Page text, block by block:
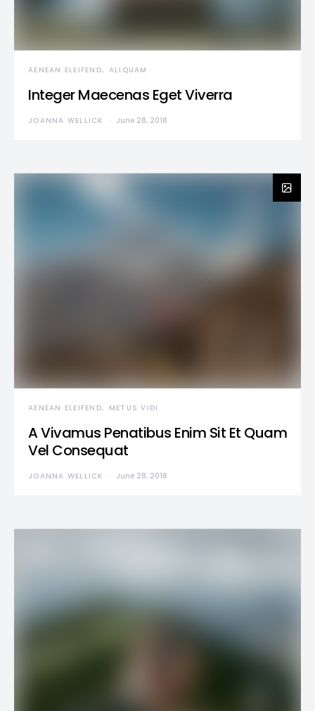
AENEAN ELEIFEND ALIQUAM
Integer Maecenas Eget Viverra
JOANNA WELLICK June 28, 2018
AENEAN ELEIFEND METUS VIDI
A Vivamus Penatibus Enim Sit Et Quam
Vel Consequat
JOANNA WELLICK June 28, 2018